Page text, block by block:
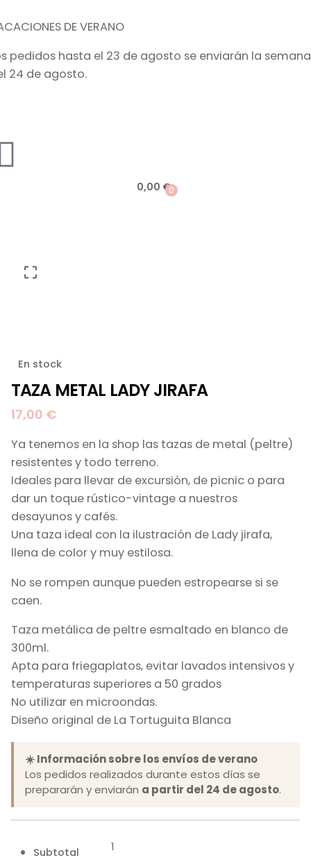
DE VERANO
pedidos hasta el 23 de agosto se enviarán la semana
24 de agosto.
0,00 €0
En stock
TAZA METAL LADY JIRAFA
17,00 €
Ya tenemos en la shop las tazas de metal (peltre)
resistentes y todo terreno.
Ideales para llevar de excursión, de picnic o para
dar un toque rústico-vintage a nuestros
desayunos y cafés.
Una taza ideal con la ilustración de Lady jirafa,
llena de color y muy estilosa.
No se rompen aunque pueden estropearse si se
caen.
Taza metálica de peltre esmaltado en blanco de
300ml.
Apta para friegaplatos, evitar lavados intensivos y
temperaturas superiores a 50 grados
No utilizar en microondas.
Diseño original de La Tortuguita Blanca
☀️ Información sobre los envíos de verano
Los pedidos realizados durante estos días se
prepararán y enviarán a partir del 24 de agosto.
Subtotal